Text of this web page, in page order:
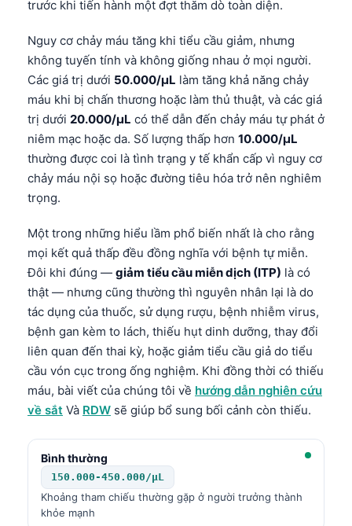
trước khi tiến hành một đợt thăm dò toàn diện.
Nguy cơ chảy máu tăng khi tiểu cầu giảm, nhưng
không tuyến tính và không giống nhau ở mọi người.
Các giá trị dưới 50.000/µL làm tăng khả năng chảy
máu khi bị chấn thương hoặc làm thủ thuật, và các giá
trị dưới 20.000/µL có thể dẫn đến chảy máu tự phát ở
niêm mạc hoặc da. Số lượng thấp hơn 10.000/µL
thường được coi là tình trạng y tế khẩn cấp vì nguy cơ
chảy máu nội sọ hoặc đường tiêu hóa trở nên nghiêm
trọng.
Một trong những hiểu lầm phổ biến nhất là cho rằng
mọi kết quả thấp đều đồng nghĩa với bệnh tự miễn.
Đôi khi đúng — giảm tiểu cầu miễn dịch (ITP) là có
thật — nhưng cũng thường thì nguyên nhân lại là do
tác dụng của thuốc, sử dụng rượu, bệnh nhiễm virus,
bệnh gan kèm to lách, thiếu hụt dinh dưỡng, thay đổi
liên quan đến thai kỳ, hoặc giảm tiểu cầu giả do tiểu
cầu vón cục trong ống nghiệm. Khi đồng thời có thiếu
máu, bài viết của chúng tôi về hướng dẫn nghiên cứu
về sắt Và RDW sẽ giúp bổ sung bối cảnh còn thiếu.
Bình thường
150.000-450.000/µL
Khoảng tham chiếu thường gặp ở người trưởng thành
khỏe mạnh